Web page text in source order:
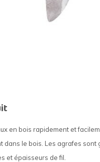
en bois rapidement et
le bois. Les agrafes sont
et épaisseurs de fil.